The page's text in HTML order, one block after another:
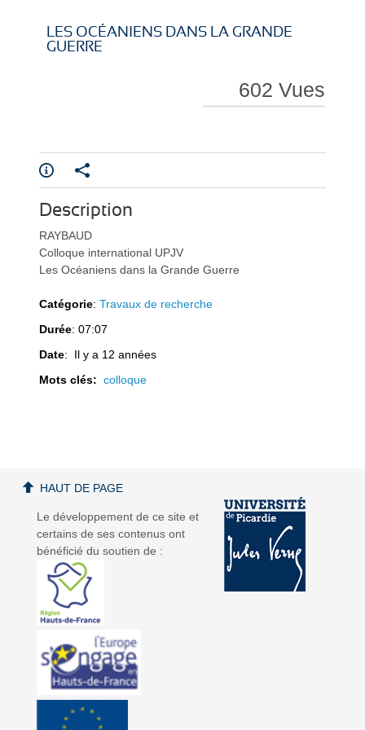
i
v
i
v
LES OCÉANIENS DANS LA GRANDE
GUERRE
602 Vues
Description
RAYBAUD
Colloque international UPJV
Les Océaniens dans la Grande Guerre
Catégorie:Travaux de recherche
Durée: 07:07
Date: Il y a 12 années
Mots clés:colloque
Le développement de ce site et
certains de ses contenus ont
bénéficié du soutien de :
HAUT DE PAGE